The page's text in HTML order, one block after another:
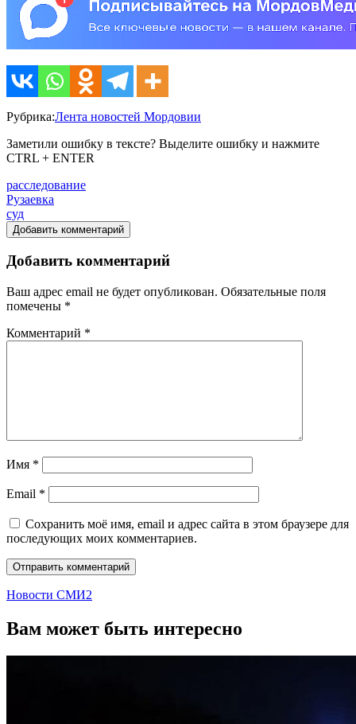
Рубрика:Лента новостей Мордовии
Заметили ошибку в тексте? Выделите ошибку и нажмите
CTRL + ENTER
расследование
Рузаевка
суд
Добавить комментарий
Добавить комментарий
Ваш адрес email не будет опубликован. Обязательные поля
помечены *
Комментарий *
Имя *
Email *
Сохранить моё имя, email и адрес сайта в этом браузере для
последующих моих комментариев.
Новости СМИ2
Вам может быть интересно